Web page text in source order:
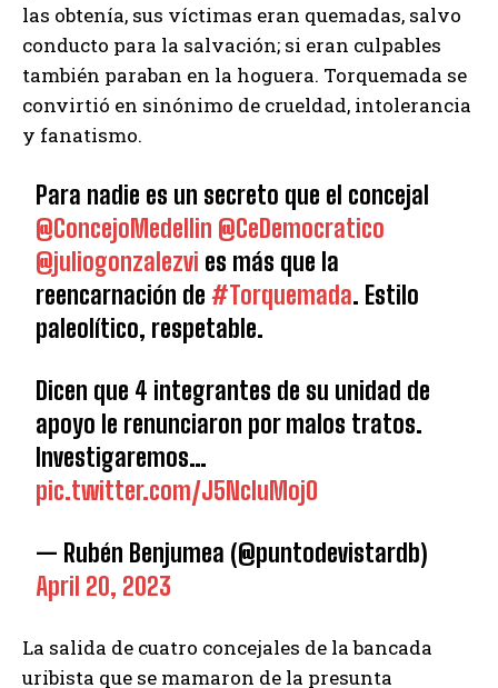
las obtenía, sus víctimas eran quemadas, salvo
conducto para la salvación; si eran culpables
también paraban en la hoguera. Torquemada se
convirtió en sinónimo de crueldad, intolerancia
y fanatismo.
Para nadie es un secreto que el concejal
@ConcejoMedellin @CeDemocratico
@juliogonzalezvi es más que la
reencarnación de#Torquemada. Estilo
paleolítico, respetable.
Dicen que 4 integrantes de su unidad de
apoyo le renunciaron por malos tratos.
Investigaremos…
pic.twitter.com/J5NcIuMojO
— Rubén Benjumea (@puntodevistardb)
April 20, 2023
La salida de cuatro concejales de la bancada
uribista que se mamaron de la presunta